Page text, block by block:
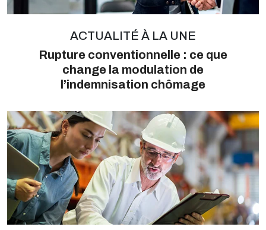
ACTUALITÉ À LA UNE
Rupture conventionnelle : ce que
change la modulation de
l’indemnisation chômage